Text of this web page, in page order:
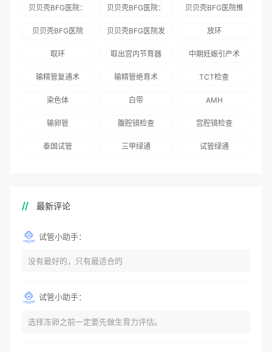
贝贝壳BFG医院：
务
贝贝壳BFG医院：
术”和“法律支持”
贝贝壳BFG医院推
贝贝壳BFG医院
贝贝壳BFG医院发
国版）》
放环
取环 取出宫内节育器 中期妊娠引产术
输精管复通术 输精管绝育术 TCT检查
染色体 白带 AMH
输卵管 腹腔镜检查 宫腔镜检查
泰国试管 三甲绿通 试管绿通
最新评论
试管小助手：
没有最好的，只有最适合的
试管小助手：
选择冻卵之前一定要先做生育力评估。